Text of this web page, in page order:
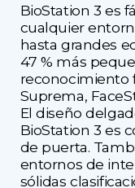
BioStation 3 es
cualquier
hasta grandes
47 % más
reconocimiento
Suprema,
El diseño
BioStation 3 es
de puerta.
entornos de
sólidas